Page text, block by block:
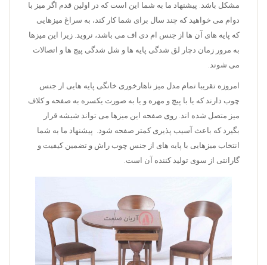
مشکل باشد. پیشنهاد ما به شما این است که در اولین قدم اگر میز با
دوام می خواهید که چند سال برای شما کار کند، به سراغ میزهایی
که پایه های آن ها از جنس ام دی اف می باشد، نروید. زیرا این میزها
به مرور زمان دچار لق شدگی پایه ها و شل شدگی پیچ ها و اتصالات
می شوند.
امروزه تقریبا تمام مدل میز ناهارخوری خانگی پایه هایی از جنس
چوب دارند که یا با پیچ و مهره و یا به صورت یکسره به صفحه و کلاف
میز متصل شده اند. روی صفحه این میزها می تواند شیشه قرار
بگیرد که باعث آسیب پذیری کمتر صفحه شود. پیشنهاد ما به شما
انتخاب میزهایی با پایه های از جنس چوب راش و تضمین کیفیت و
گارانتی از سوی تولید کننده آن است.